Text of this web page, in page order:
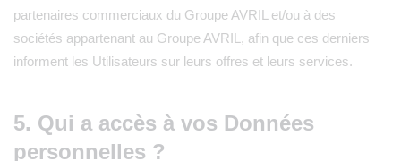
partenaires commerciaux du Groupe AVRIL et/ou à des
sociétés appartenant au Groupe AVRIL, afin que ces derniers
informent les Utilisateurs sur leurs offres et leurs services.
5. Qui a accès à vos Données
personnelles ?